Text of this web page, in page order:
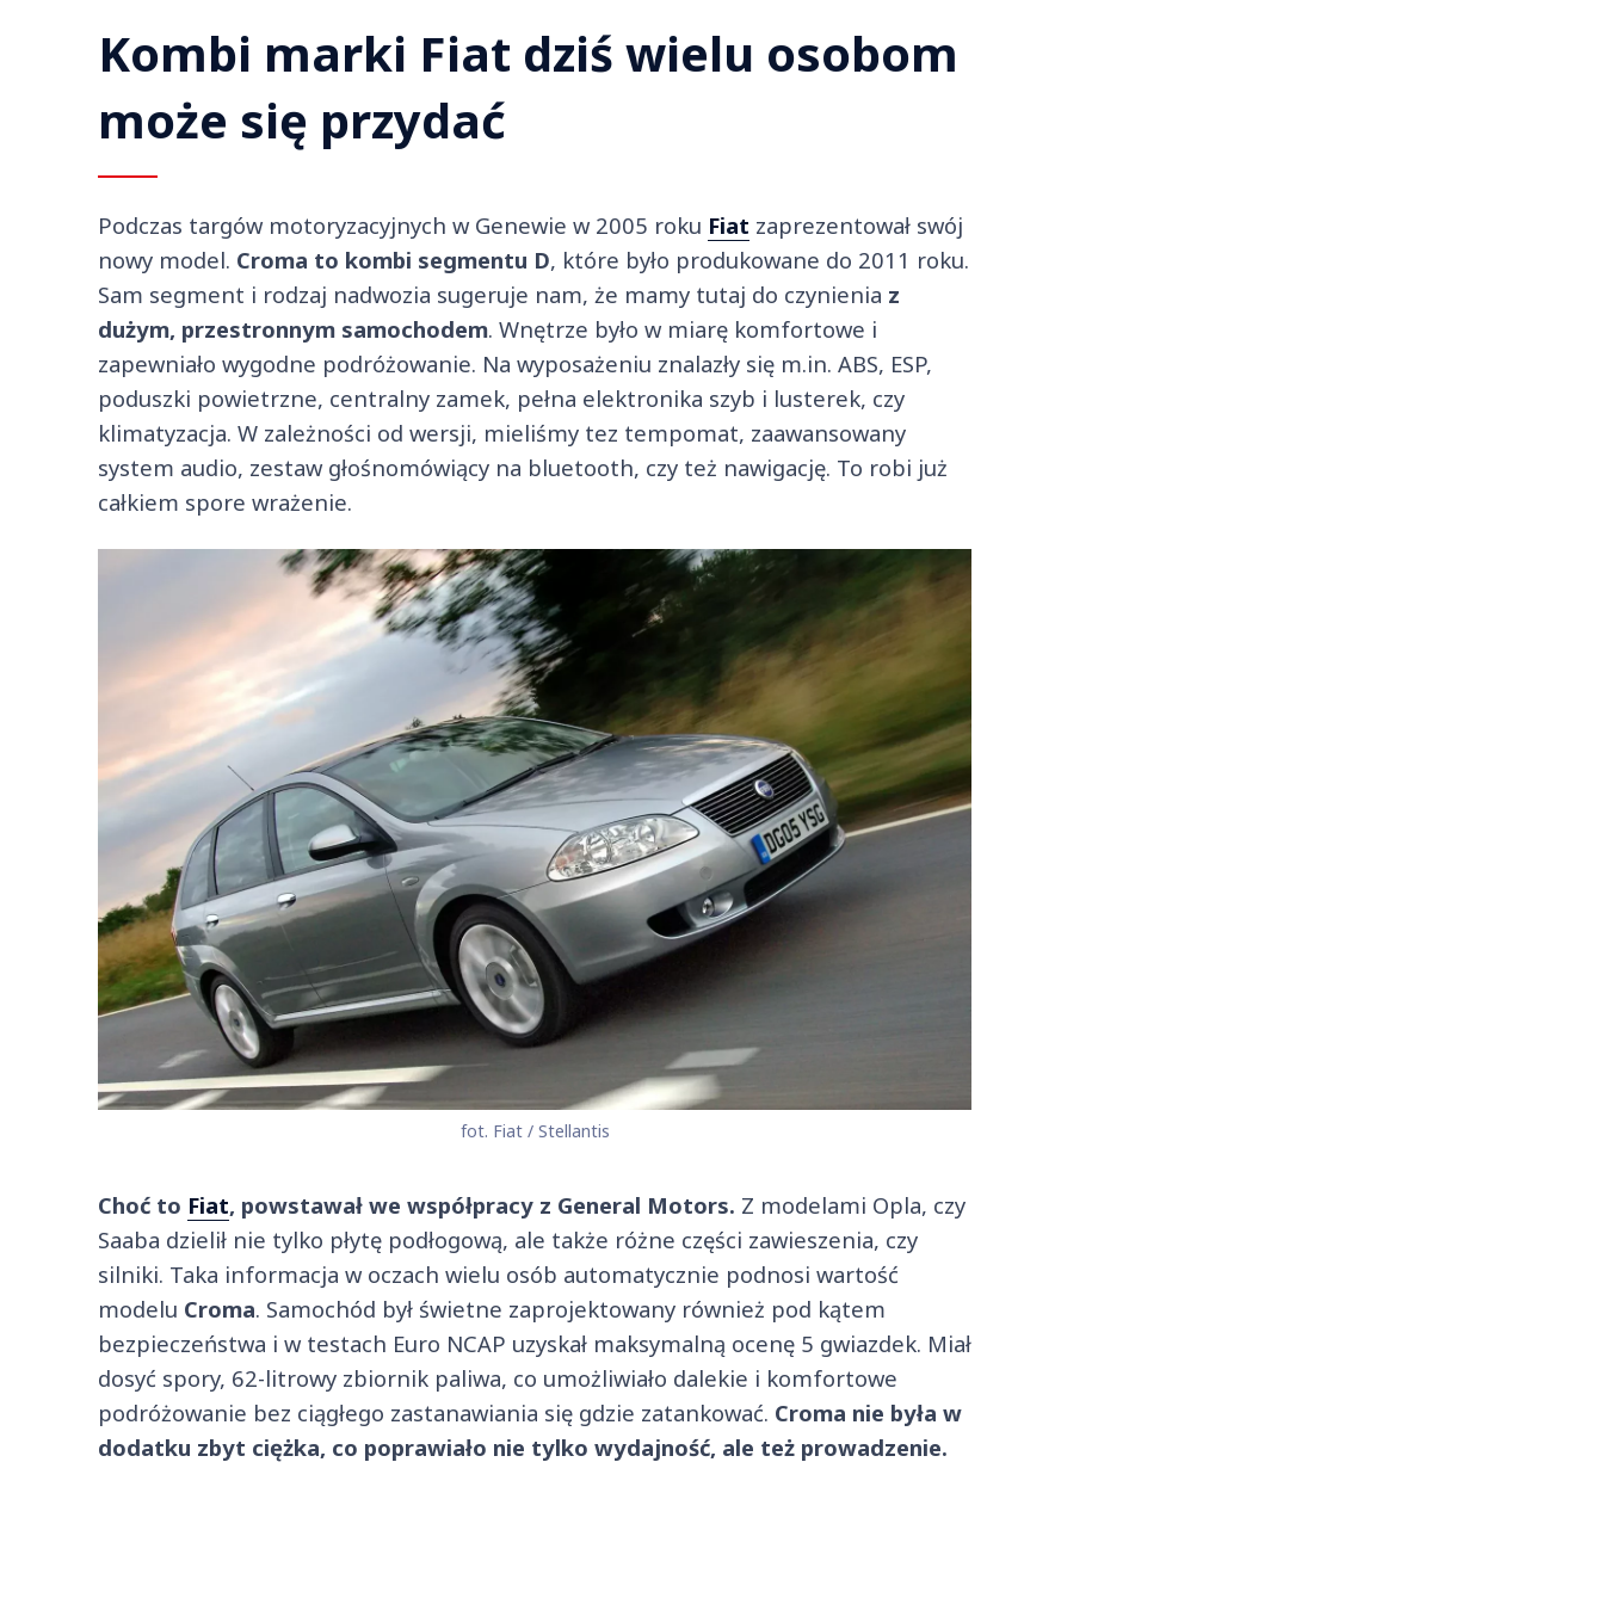
Kombi marki Fiat dziś wielu osobom
może się przydać
Podczas targów motoryzacyjnych w Genewie w 2005 roku Fiat zaprezentował swój
nowy model. Croma to kombi segmentu D, które było produkowane do 2011 roku.
Sam segment i rodzaj nadwozia sugeruje nam, że mamy tutaj do czynienia z
dużym, przestronnym samochodem. Wnętrze było w miarę komfortowe i
zapewniało wygodne podróżowanie. Na wyposażeniu znalazły się m.in. ABS, ESP,
poduszki powietrzne, centralny zamek, pełna elektronika szyb i lusterek, czy
klimatyzacja. W zależności od wersji, mieliśmy tez tempomat, zaawansowany
system audio, zestaw głośnomówiący na bluetooth, czy też nawigację. To robi już
całkiem spore wrażenie.
fot. Fiat / Stellantis
Choć to Fiat, powstawał we współpracy z General Motors. Z modelami Opla, czy
Saaba dzielił nie tylko płytę podłogową, ale także różne części zawieszenia, czy
silniki. Taka informacja w oczach wielu osób automatycznie podnosi wartość
modelu Croma. Samochód był świetne zaprojektowany również pod kątem
bezpieczeństwa i w testach Euro NCAP uzyskał maksymalną ocenę 5 gwiazdek. Miał
dosyć spory, 62-litrowy zbiornik paliwa, co umożliwiało dalekie i komfortowe
podróżowanie bez ciągłego zastanawiania się gdzie zatankować. Croma nie była w
dodatku zbyt ciężka, co poprawiało nie tylko wydajność, ale też prowadzenie.